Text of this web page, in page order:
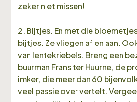
zeker niet missen!
2. Bijtjes. En met die
bijtjes. Ze vliegen af en aan.
van lentekriebels. Breng een
buurman Frans ter Huurne, de
imker, die meer dan 60
veel passie over vertelt.